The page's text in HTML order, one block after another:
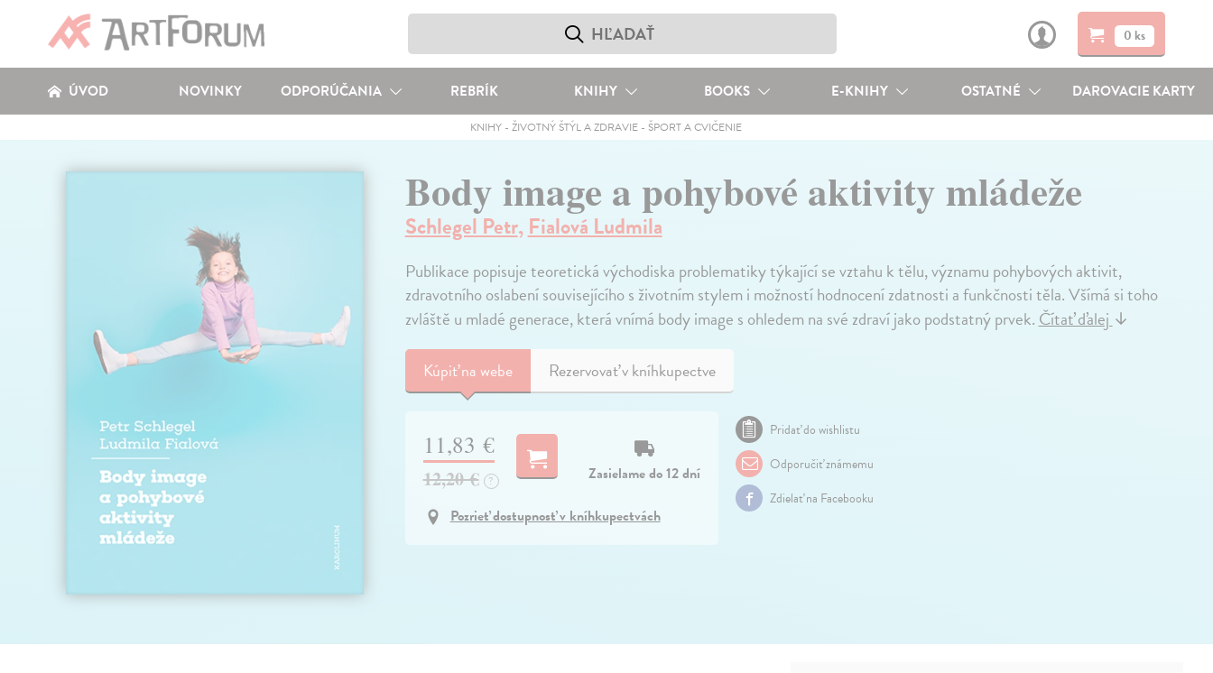
0 ks
ÚVOD NOVINKY ODPORÚČANIA REBRÍK KNIHY BOOKS E-KNIHY OSTATNÉ DAROVACIE KARTY
KNIHY -ŽIVOTNÝ ŠTÝL A ZDRAVIE - ŠPORT A CVIČENIE
Body image a pohybové aktivity mládeže
Schlegel Petr,Fialová Ludmila
Publikace popisuje teoretická východiska problematiky týkající se vztahu k tělu, významu pohybových aktivit,
zdravotního oslabení souvisejícího s životním stylem i možností hodnocení zdatnosti a funkčnosti těla. Všímá si toho
zvláště u mladé generace, která vnímá body image s ohledem na své zdraví jako podstatný prvek.Čítať ďalej↓
Kúpiťna webe Rezervovať v kníhkupectve
11,83 €
12,20 € ?
Zasielame do 12 dní
Pozrieť dostupnosť v kníhkupectvách
Pridať do wishlistu
Odporučiť známemu
Zdielať na Facebooku